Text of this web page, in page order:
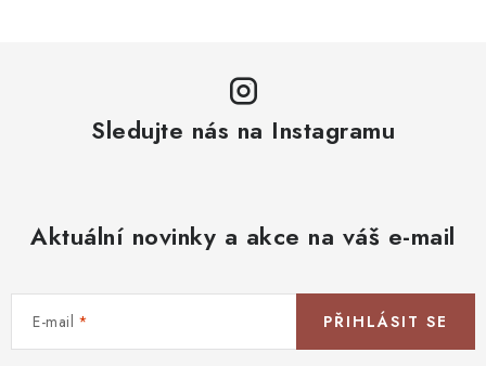
Sledujte nás na Instagramu
Aktuální novinky a akce na váš e-mail
E-mail PŘIHLÁSIT SE